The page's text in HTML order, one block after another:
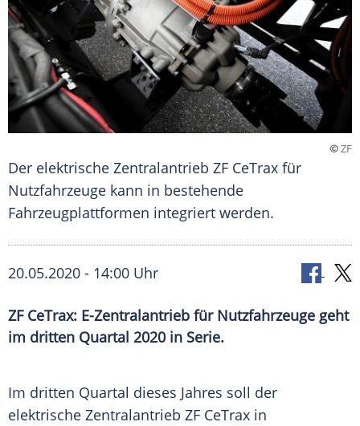
©ZF
Der elektrische Zentralantrieb ZF CeTrax für
Nutzfahrzeuge kann in bestehende
Fahrzeugplattformen integriert werden.
20.05.2020 - 14:00 Uhr
ZF CeTrax: E-Zentralantrieb für Nutzfahrzeuge geht
im dritten Quartal 2020 in Serie.
Im dritten Quartal dieses Jahres soll der
elektrische Zentralantrieb ZF CeTrax in